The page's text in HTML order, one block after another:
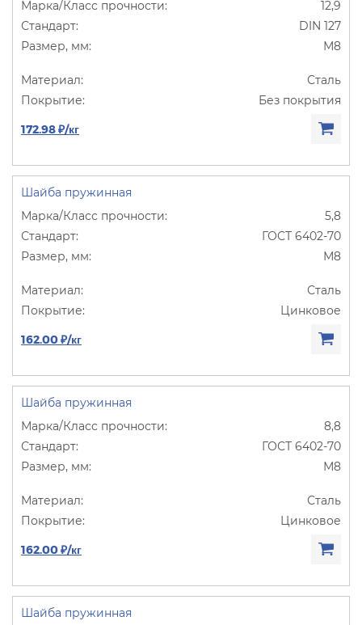
12,9
DIN 127
М8
Сталь
Без покрытия
172.98 ₽/кг
Шайба пружинная
5,8
ГОСТ 6402-70
М8
Сталь
Цинковое
162.00 ₽/кг
Шайба пружинная
8,8
ГОСТ 6402-70
М8
Сталь
Цинковое
162.00 ₽/кг
Шайба пружинная